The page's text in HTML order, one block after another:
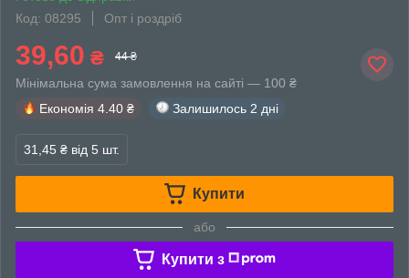
Код: 08295
Опт і роздріб
39,60 ₴ 44 ₴
Мінімальна сума замовлення на сайті — 100 ₴
Економія 4.40 ₴ Залишилось 2 дні
31,45 ₴ від 5 шт.
Купити
або
Купити з